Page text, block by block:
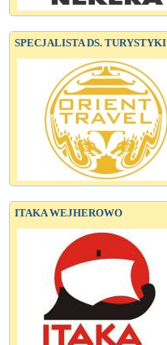
SPECJALISTA DS. TURYSTYKI
ITAKA WEJHEROWO